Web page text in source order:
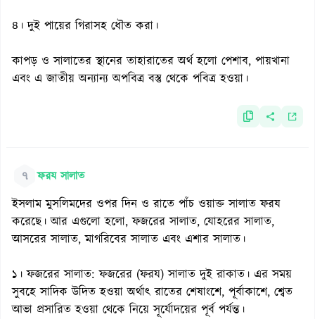
৪। দুই পায়ের গিরাসহ ধৌত করা।
কাপড় ও সালাতের স্থানের তাহারাতের অর্থ হলো পেশাব, পায়খানা
এবং এ জাতীয় অন্যান্য অপবিত্র বস্তু থেকে পবিত্র হওয়া।
৭ ফরয সালাত
ইসলাম মুসলিমদের ওপর দিন ও রাতে পাঁচ ওয়াক্ত সালাত ফরয
করেছে। আর এগুলো হলো, ফজরের সালাত, যোহরের সালাত,
আসরের সালাত, মাগরিবের সালাত এবং এশার সালাত।
১। ফজরের সালাত: ফজরের (ফরয) সালাত দুই রাকাত। এর সময়
সুবহে সাদিক উদিত হওয়া অর্থাৎ রাতের শেষাংশে, পূর্বাকাশে, শ্বেত
আভা প্রসারিত হওয়া থেকে নিয়ে সূর্যোদয়ের পূর্ব পর্যন্ত।